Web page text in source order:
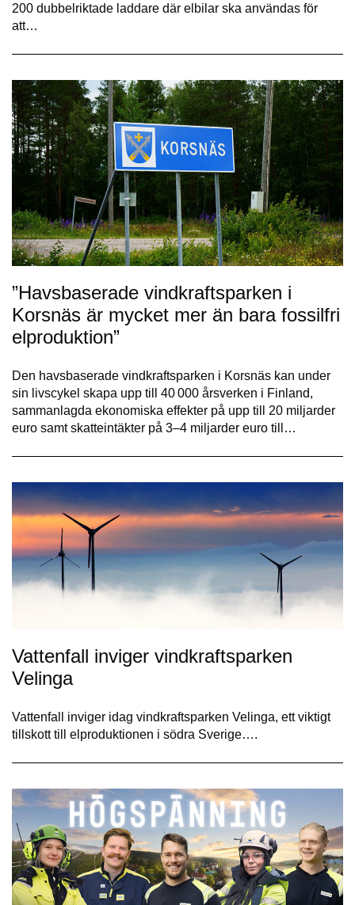
200 dubbelriktade laddare där elbilar ska användas för
att…
”Havsbaserade vindkraftsparken i
Korsnäs är mycket mer än bara fossilfri
elproduktion”
Den havsbaserade vindkraftsparken i Korsnäs kan under
sin livscykel skapa upp till 40 000 årsverken i Finland,
sammanlagda ekonomiska effekter på upp till 20 miljarder
euro samt skatteintäkter på 3–4 miljarder euro till…
Vattenfall inviger vindkraftsparken
Velinga
Vattenfall inviger idag vindkraftsparken Velinga, ett viktigt
tillskott till elproduktionen i södra Sverige….